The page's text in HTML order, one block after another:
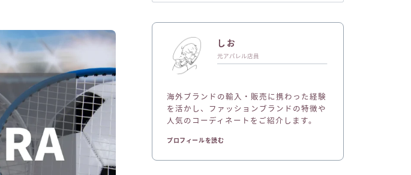
ハイブランド
レディースブランド
カジュアルブランド
ワークウェアブランド
しお
元アパレル店員
海外ブランドの輸入・販売に携わった経験
を活かし、ファッションブランドの特徴や
人気のコーディネートをご紹介します。
プロフィールを読む